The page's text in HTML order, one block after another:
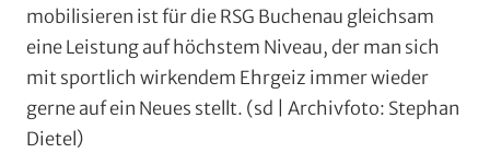
mobilisieren ist für die RSG Buchenau gleichsam
eine Leistung auf höchstem Niveau, der man sich
mit sportlich wirkendem Ehrgeiz immer wieder
gerne auf ein Neues stellt. (sd | Archivfoto: Stephan
Dietel)